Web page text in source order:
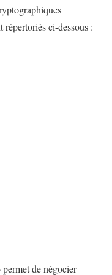
ci-dessous :
de négocier